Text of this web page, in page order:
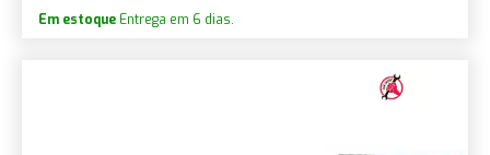
Em estoque Entrega em 6 dias.